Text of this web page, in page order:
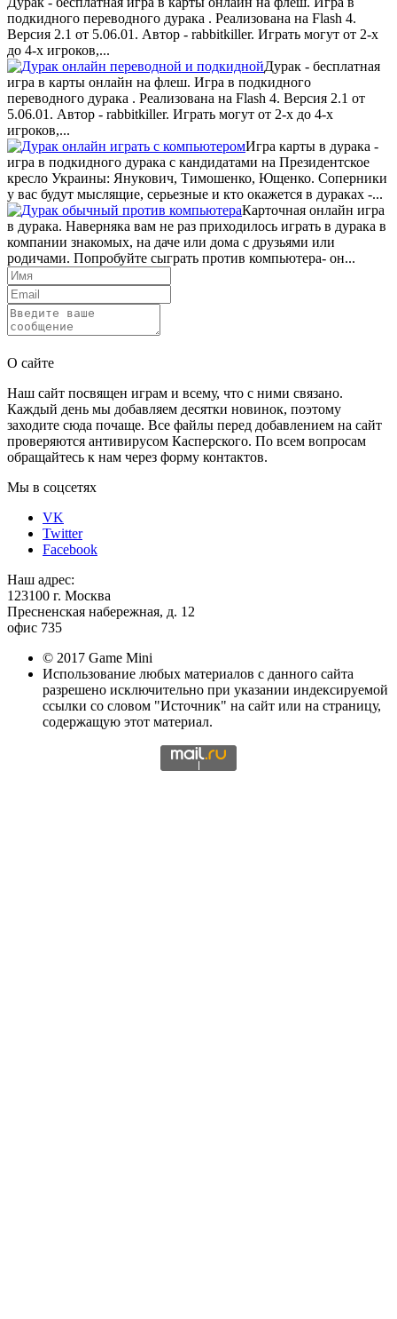
подкидного переводного дурака . Реализована на Flash 4.
Версия 2.1 от 5.06.01. Автор - rabbitkiller. Играть могут от 2-х
до 4-х игроков,...
Дурак - бесплатная
игра в карты онлайн на флеш. Игра в подкидного
переводного дурака . Реализована на Flash 4. Версия 2.1 от
5.06.01. Автор - rabbitkiller. Играть могут от 2-х до 4-х
игроков,...
Игра карты в дурака -
игра в подкидного дурака с кандидатами на Президентское
кресло Украины: Янукович, Тимошенко, Ющенко. Соперники
у вас будут мыслящие, серьезные и кто окажется в дураках -...
Карточная онлайн игра
в дурака. Наверняка вам не раз приходилось играть в дурака в
компании знакомых, на даче или дома с друзьями или
родичами. Попробуйте сыграть против компьютера- он...
О сайте
Наш сайт посвящен играм и всему, что с ними связано.
Каждый день мы добавляем десятки новинок, поэтому
заходите сюда почаще. Все файлы перед добавлением на сайт
проверяются антивирусом Касперского. По всем вопросам
обращайтесь к нам через форму контактов.
Мы в соцсетях
VK
Twitter
Facebook
Наш адрес:
123100 г. Москва
Пресненская набережная, д. 12
офис 735
© 2017 Game Mini
Использование любых материалов с данного сайта
разрешено исключительно при указании индексируемой
ссылки со словом "Источник" на сайт или на страницу,
содержащую этот материал.